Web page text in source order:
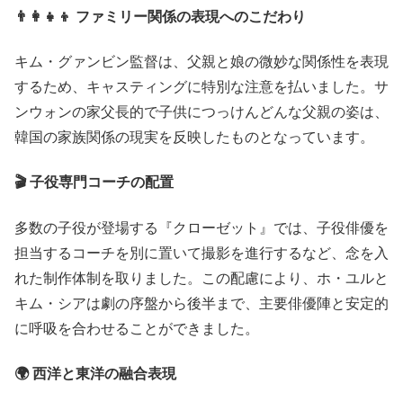
👨‍👩‍👧‍👦 ファミリー関係の表現へのこだわり
キム・グァンビン監督は、父親と娘の微妙な関係性を表現
するため、キャスティングに特別な注意を払いました。サ
ンウォンの家父長的で子供につっけんどんな父親の姿は、
韓国の家族関係の現実を反映したものとなっています。
🎬 子役専門コーチの配置
多数の子役が登場する『クローゼット』では、子役俳優を
担当するコーチを別に置いて撮影を進行するなど、念を入
れた制作体制を取りました。この配慮により、ホ・ユルと
キム・シアは劇の序盤から後半まで、主要俳優陣と安定的
に呼吸を合わせることができました。
🌍 西洋と東洋の融合表現